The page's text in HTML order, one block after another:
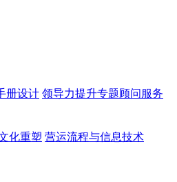
册设计 领导力提升专题顾问服务
化重塑 营运流程与信息技术